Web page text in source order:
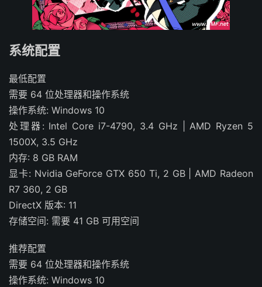
系统配置
最低配置
需要 64 位处理器和操作系统
操作系统: Windows 10
处理器: Intel Core i7-4790, 3.4 GHz | AMD Ryzen 5
1500X, 3.5 GHz
内存: 8 GB RAM
显卡: Nvidia GeForce GTX 650 Ti, 2 GB | AMD Radeon
R7 360, 2 GB
DirectX 版本: 11
存储空间: 需要 41 GB 可用空间
推荐配置
需要 64 位处理器和操作系统
操作系统: Windows 10